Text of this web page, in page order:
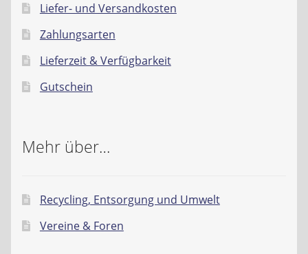
Liefer- und Versandkosten
Zahlungsarten
Lieferzeit & Verfügbarkeit
Gutschein
Mehr über…
Recycling, Entsorgung und Umwelt
Vereine & Foren